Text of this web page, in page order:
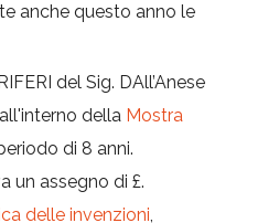
anche questo anno le
del Sig. DAll’Anese
della Mostra
di 8 anni.
un assegno di £.
delle invenzioni,